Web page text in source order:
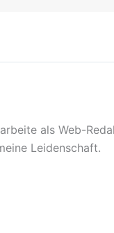
als Web-
Leidenschaft.